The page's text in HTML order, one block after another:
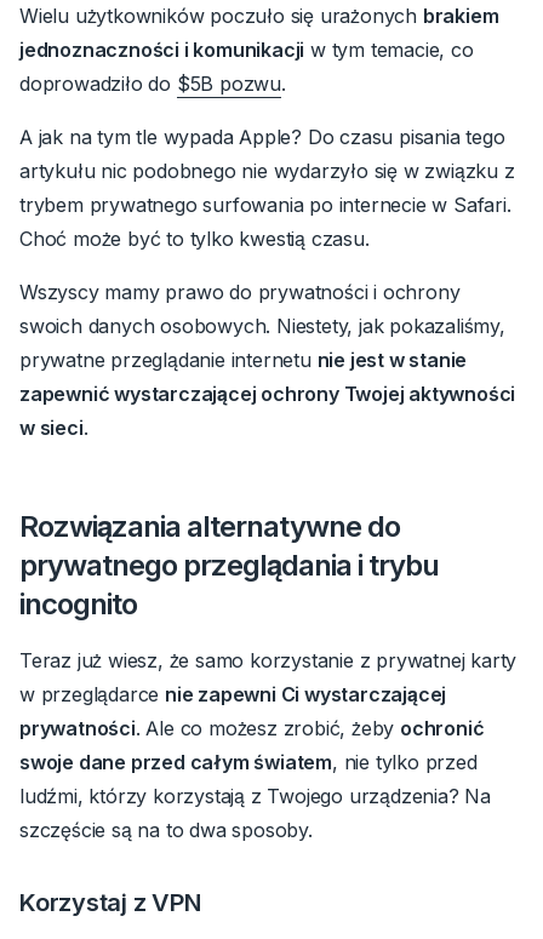
Wielu użytkowników poczuło się urażonych brakiem
jednoznaczności i komunikacji w tym temacie, co
doprowadziło do $5B pozwu.
A jak na tym tle wypadaApple? Do czasu pisania tego
artykułu nic podobnego nie wydarzyło się w związku z
trybem prywatnego surfowania po internecie w Safari.
Choć może być to tylko kwestią czasu.
Wszyscy mamy prawo do prywatności i ochrony
swoich danych osobowych. Niestety, jak pokazaliśmy,
prywatne przeglądanie internetu nie jest w stanie
zapewnić wystarczającej ochrony Twojej aktywności
w sieci.
Rozwiązania alternatywne do
prywatnego przeglądania i trybu
incognito
Teraz już wiesz, że samo korzystanie z prywatnej karty
w przeglądarce nie zapewni Ci wystarczającej
prywatności. Ale co możesz zrobić, żeby ochronić
swoje dane przed całym światem, nie tylko przed
ludźmi, którzy korzystają z Twojego urządzenia? Na
szczęście są na to dwa sposoby.
Korzystaj z VPN